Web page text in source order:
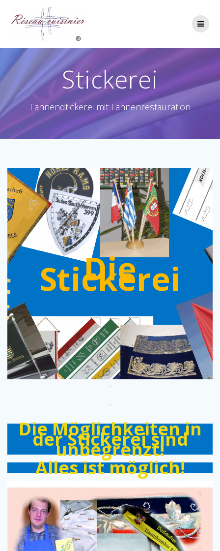
Stickerei
Fahnendtickerei mit Fahnenrestauration
Die
Stickerei
.
.
Die Möglichkeiten in
der Stickerei sind
unbegrenzt!
Alles ist möglich!